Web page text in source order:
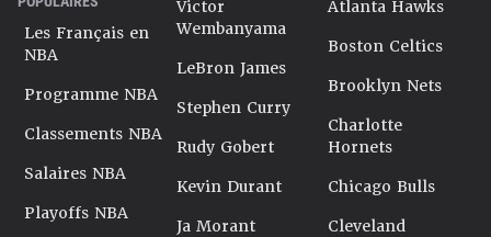
Les Français en
NBA
Programme NBA
Classements NBA
Salaires NBA
Playoffs NBA
Victor
Wembanyama
LeBron James
Stephen Curry
Rudy Gobert
Kevin Durant
Ja Morant
Atlanta Hawks
Boston Celtics
Brooklyn Nets
Charlotte
Hornets
Chicago Bulls
Cleveland